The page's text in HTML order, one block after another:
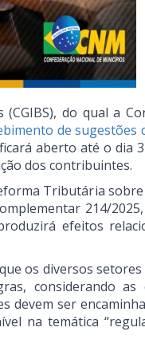
do qual a
de sugestões
aberto até o dia
dos contribuintes.
Tributária
214/
efeitos
os diversos
considerando as
devem ser
na temática